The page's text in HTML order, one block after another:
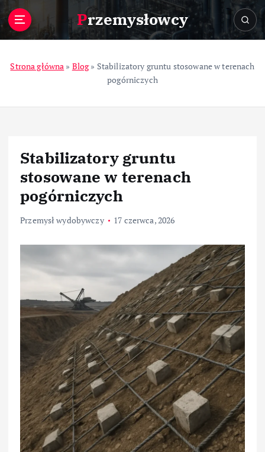
Przemysłowcy
Strona główna » Blog» Stabilizatory gruntu stosowane w terenach
pogórniczych
Stabilizatory gruntu
stosowane w terenach
pogórniczych
Przemysł wydobywczy 17 czerwca, 2026